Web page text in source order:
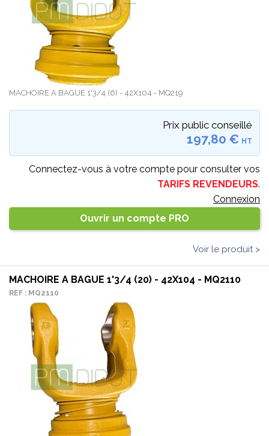
MACHOIRE A BAGUE 1'3/4 (6) - 42X104 - MQ219
Prix public conseillé
197,80 € HT
Connectez-vous à votre compte pour consulter vos
TARIFS REVENDEURS.
Connexion
Ouvrir un compte PRO
Voir le produit >
MACHOIRE A BAGUE 1'3/4 (20) - 42X104 - MQ2110
REF : MQ2110